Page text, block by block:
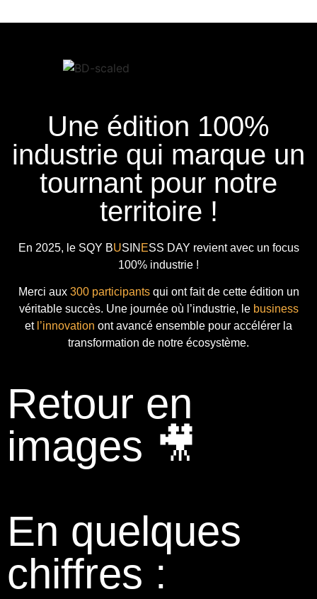
Une édition 100%
industrie qui marque un
tournant pour notre
territoire !
En 2025, le SQY BUSIN ESS DAY revient avec un focus
100% industrie !
Merci aux 300 participantsqui ont fait de cette édition un
véritable succès. Une journée où l’industrie, le business
et l’innovation ont avancé ensemble pour accélérer la
transformation de notre écosystème.
Retour en
images 🎥
En quelques
chiffres :